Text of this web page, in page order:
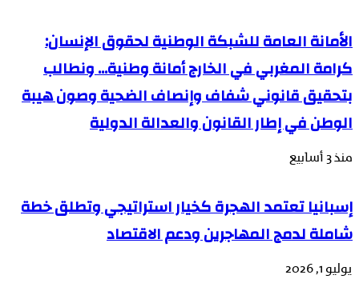
الأمانة العامة للشبكة الوطنية لحقوق الإنسان:
كرامة المغربي في الخارج أمانة وطنية… ونطالب
بتحقيق قانوني شفاف وإنصاف الضحية وصون هيبة
الوطن في إطار القانون والعدالة الدولية
منذ 3 أسابيع
إسبانيا تعتمد الهجرة كخيار استراتيجي وتطلق خطة
شاملة لدمج المهاجرين ودعم الاقتصاد
يوليو 1, 2026